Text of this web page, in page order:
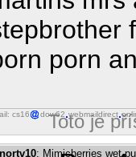
porn
cs16 dow62 webmaildirect
Toto je
: Mimicherries wet